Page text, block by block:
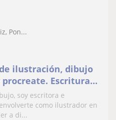
Pon...
ilustración, dibujo
Escritura
by frame 2D
soy escritora e
como ilustrador en
a di...